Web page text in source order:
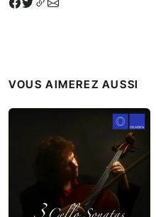
VOUS AIMEREZ AUSSI